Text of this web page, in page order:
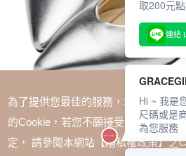
為了提供您最佳的服務，本網站會在
的Cookie，若您不願接受Cookie時應
定， 請參閱本網站【隱私權政策】之
取200元
連結
Hi ~ 我是
尺碼或是
為您服務